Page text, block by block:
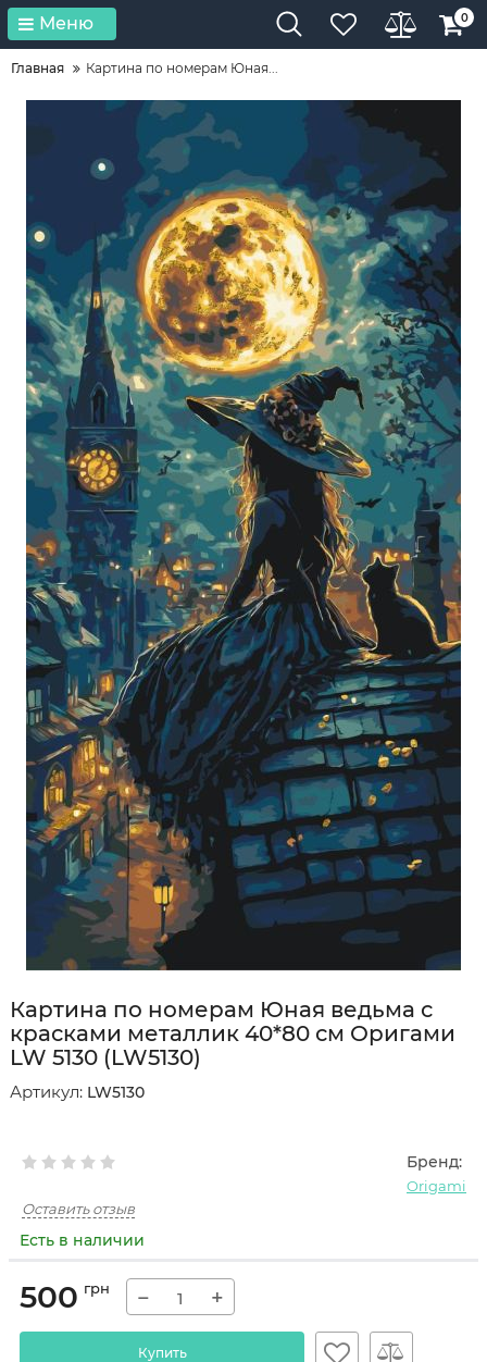
Меню 0
Главная Картина по номерам Юная...
Картина по номерам Юная ведьма с
красками металлик 40*80 см Оригами
LW 5130 (LW5130)
Артикул: LW5130
Бренд:
Origami
Оставить отзыв
Есть в наличии
500 грн − +
Купить